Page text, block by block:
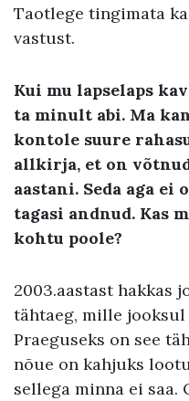
Taotlege tingimata
vastust.
Kui mu lapselaps
ta minult abi. Ma
kontole suure
allkirja, et on
aastani. Seda aga
tagasi andnud. Kas
kohtu poole?
2003.aastast hakkas
tähtaeg, mille
Praeguseks on see
nõue on kahjuks
sellega minna ei